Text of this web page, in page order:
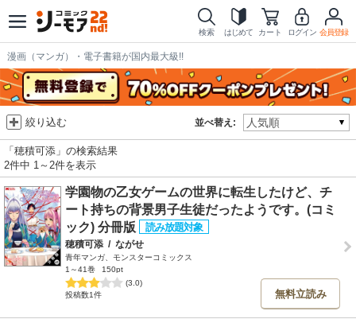
検索 はじめて カート ログイン 会員登録
漫画（マンガ）・電子書籍が国内最大級!!
並べ替え:
絞り込む
「穂積可添」の検索結果
2件中 1～2件を表示
学園物の乙女ゲームの世界に転生したけど、チ
ート持ちの背景男子生徒だったようです。(コミ
ック) 分冊版
穂積可添 / ながせ
青年マンガ、モンスターコミックス
1～41巻
150pt
(3.0)
投稿数1件
無料立読み